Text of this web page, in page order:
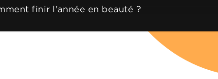
finir l'année en beauté ?